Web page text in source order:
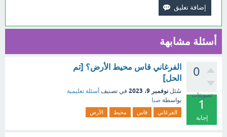
أسئلة مشابهة
0
تصويتات
1
إجابة
الفرغاني قاس محيط الأرض؟ [تم
الحل]
سُئل نوفمبر 9، 2023 في تصنيف أسئلة تعليمية
بواسطة صبا
الفرغاني قاس محيط الأرض